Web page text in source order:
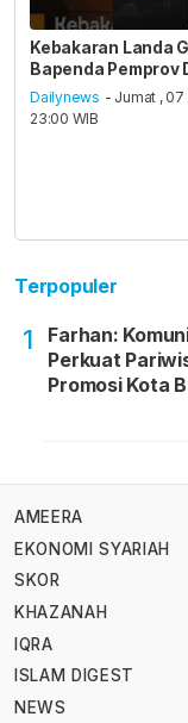
Kebakaran Landa
Bapenda Pemprov
Dailynews - Jumat ,
23:00 WIB
Terpopuler
1
Farhan:
Perkuat
Promosi Kota
AMEERA
EKONOMI SYARIAH
SKOR
KHAZANAH
IQRA
ISLAM DIGEST
NEWS